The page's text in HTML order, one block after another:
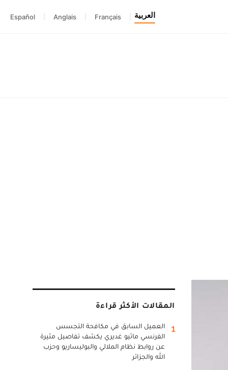
العربية Français
Anglais
Español
المقالات الأكثر قراءة
1
العميل السابق في مكافحة التجسس
الفرنسي ماثيو غديري يكشف تفاصيل مثيرة
عن روابط نظام الملالي والبوليساريو وحزب
الله والجزائر